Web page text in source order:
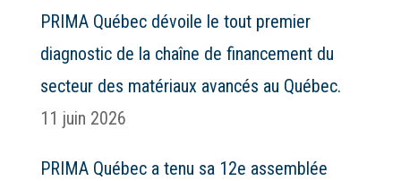
PRIMA Québec dévoile le tout premier
diagnostic de la chaîne de financement du
secteur des matériaux avancés au Québec.
11 juin 2026
PRIMA Québec a tenu sa 12e assemblée